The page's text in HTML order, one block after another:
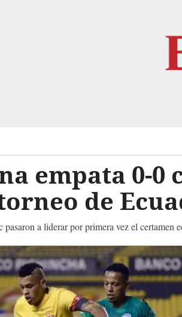
empata 0-0
de
a liderar por primera vez el certamen